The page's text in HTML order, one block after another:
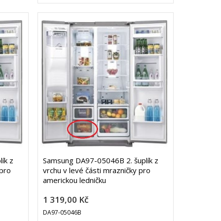
z
Samsung DA97-05046B 2. šuplík z
vrchu v levé části mrazničky pro
americkou ledničku
1 319,00 Kč
DA97-05046B